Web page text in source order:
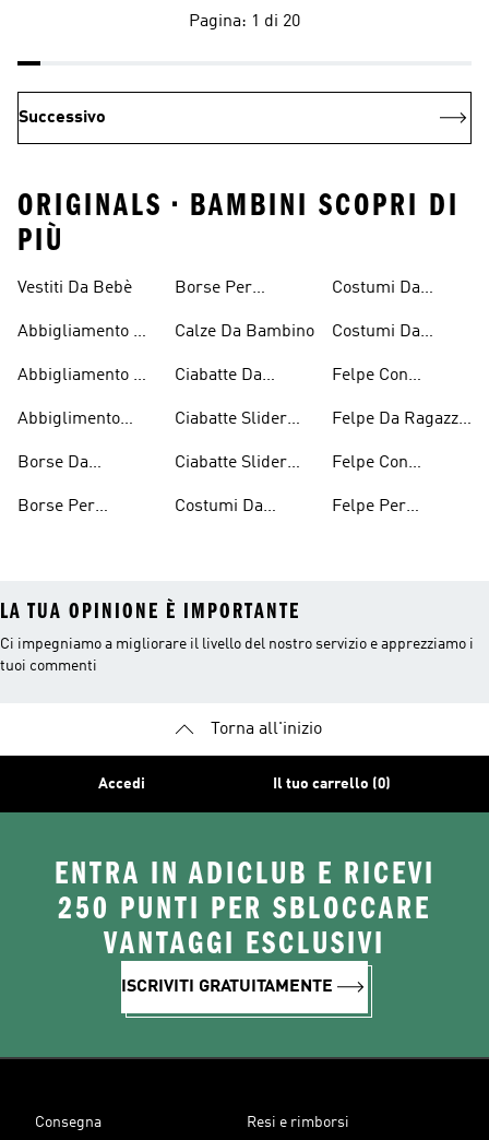
Pagina: 1 di 20
Successivo
ORIGINALS • BAMBINI SCOPRI DI
PIÙ
Vestiti Da Bebè
Abbigliamento Da
Ragazze
Abbigliamento Da
Ragazzi
Abbiglimento
Bambini
Borse Da
Borse Per
Borse Per
Calze Da Bambino
Ciabatte Da
Ciabatte Slider
Ciabatte Slider
Costumi Da
Bambini
Costumi Da
Bambine E
Ragazze
Costumi Da
Ragazzo
Felpe Con
Bambini
Felpe Da Ragazza
Felpe Con
Ragazzi
Felpe Per
LA TUA OPINIONE È IMPORTANTE
Ci impegniamo a migliorare il livello del nostro servizio e apprezziamo i
tuoi commenti
Torna all'inizio
Accedi Il tuo carrello (0)
ENTRA IN ADICLUB E RICEVI
250 PUNTI PER SBLOCCARE
VANTAGGI ESCLUSIVI
ISCRIVITI GRATUITAMENTE
Consegna Resi e rimborsi